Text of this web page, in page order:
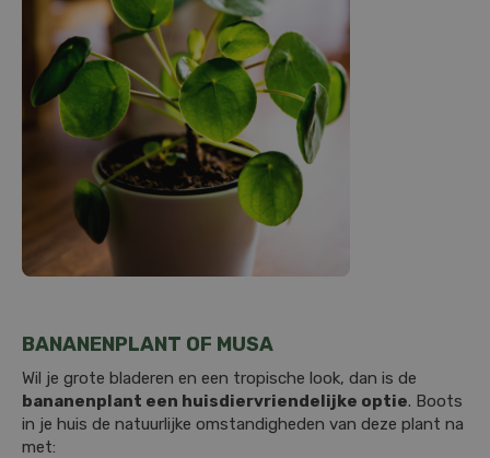
BANANENPLANT OF MUSA
Wil je grote bladeren en een tropische look, dan is de
bananenplant een huisdiervriendelijke optie. Boots
in je huis de natuurlijke omstandigheden van deze plant na
met: